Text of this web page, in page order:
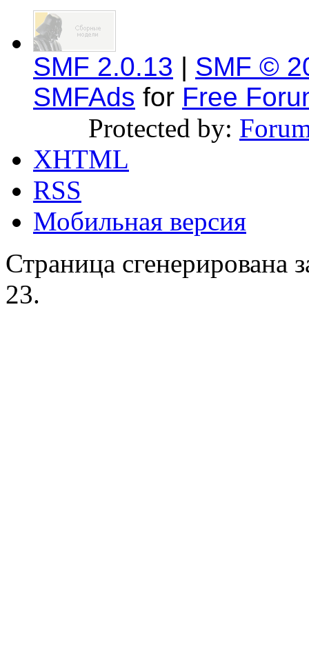
SMF 2.0.13 | SMF ©
SMFAds for Free
Protected by:
XHTML
RSS
Мобильная версия
Страница сгенерирована
23.